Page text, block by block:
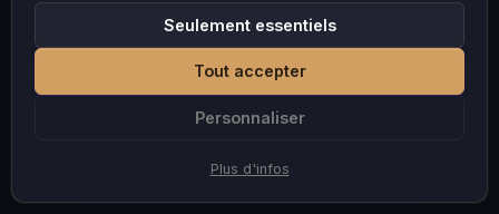
Personnaliser
Seulement essentiels
Tout accepter
Plus d'infos